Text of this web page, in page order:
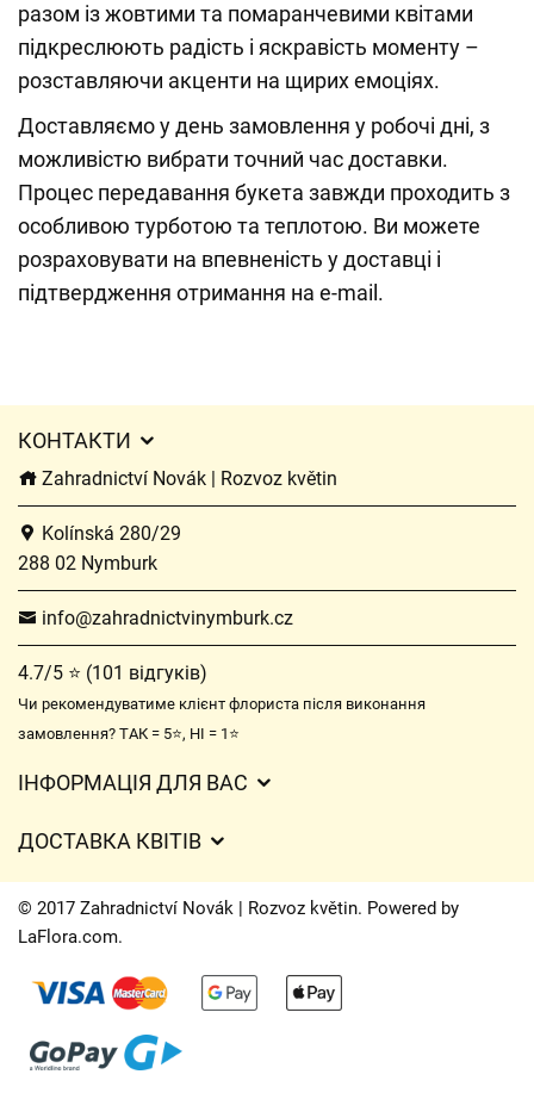
разом із жовтими та помаранчевими квітами
підкреслюють радість і яскравість моменту –
розставляючи акценти на щирих емоціях.
Доставляємо у день замовлення у робочі дні, з
можливістю вибрати точний час доставки.
Процес передавання букета завжди проходить з
особливою турботою та теплотою. Ви можете
розраховувати на впевненість у доставці і
підтвердження отримання на e-mail.
КОНТАКТИ
Zahradnictví Novák | Rozvoz květin
Kolínská 280/29
288 02 Nymburk
info@zahradnictvinymburk.cz
4.7/5 ⭐ (101 відгуків)
Чи рекомендуватиме клієнт флориста після виконання
замовлення? ТАК = 5⭐, НІ = 1⭐
ІНФОРМАЦІЯ ДЛЯ ВАС
Захист персональних даних
Час доставки квітів – огляд можливостей
ДОСТАВКА КВІТІВ
Вартість доставки
Куди ми доставляємо квіти
Контакти
© 2017 Zahradnictví Novák | Rozvoz květin. Powered by
LaFlora.com.